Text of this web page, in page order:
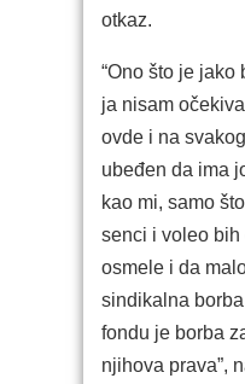
otkaz.
“Ono što je jako
ja nisam
ovde i na
ubeđen da ima
kao mi, samo
senci i voleo
osmele i da
sindikalna
fondu je borba
njihova prava”,